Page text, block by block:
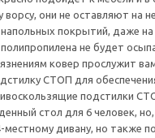
ворсу, они не оставляют
покрытий, даже на
не будет
ковер прослужит
СТОП для
подстилки
стол для 6 человек,
дивану, но также